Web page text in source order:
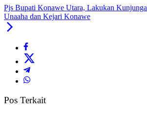
Pjs Bupati Konawe Utara, Lakukan
Unaaha dan Kejari Konawe
Pos Terkait